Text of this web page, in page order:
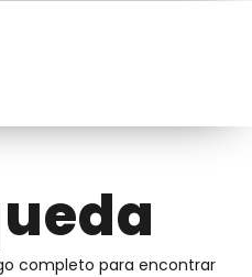
completo para encontrar